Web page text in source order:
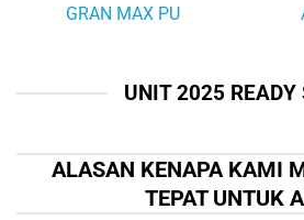
GRAN MAX PU
UNIT 2025 READY
ALASAN KENAPA KAMI
TEPAT UNTUK